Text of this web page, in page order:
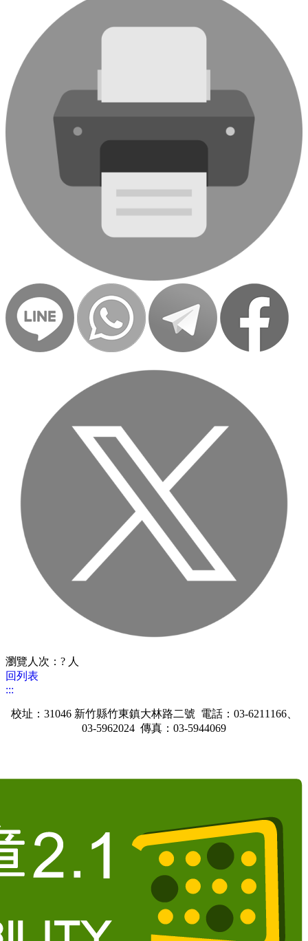
瀏覽人次：? 人
回列表
:::
校址：31046 新竹縣竹東鎮大林路二號 電話：03-6211166、
03-5962024 傳真：03-5944069